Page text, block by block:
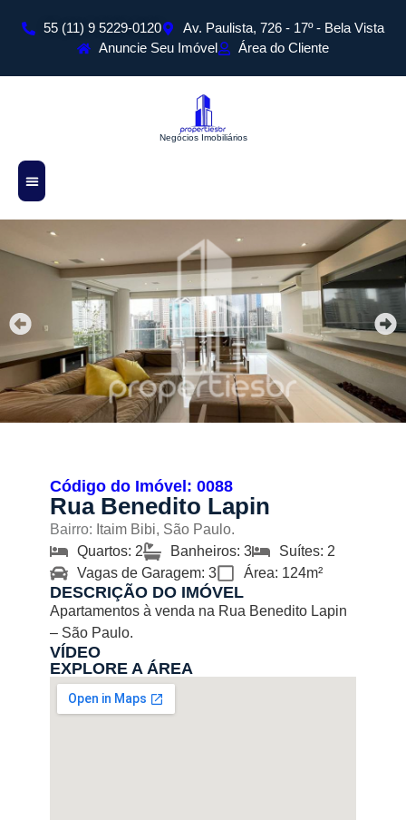
55 (11) 9 5229-0120
Av. Paulista, 726 - 17º - Bela Vista
Anuncie Seu Imóvel
Área do Cliente
Negócios Imobiliários
Código do Imóvel: 0088
Rua Benedito Lapin
Bairro: Itaim Bibi, São Paulo.
Quartos: 2
Banheiros: 3
Suítes: 2
Vagas de Garagem: 3
Área: 124m²
DESCRIÇÃO DO IMÓVEL
Apartamentos à venda na Rua Benedito Lapin
– São Paulo.
VÍDEO
EXPLORE A ÁREA